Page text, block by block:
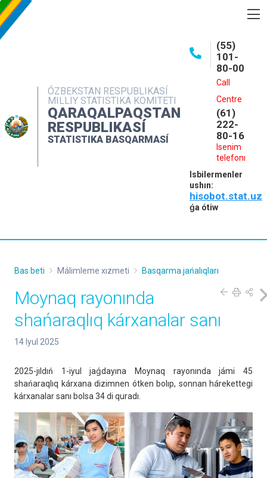
ÓZBEKSTAN RESPUBLIKASÍ
MILLIY STATISTIKA KOMITETI
QARAQALPAQSTAN
RESPUBLIKASÍ
STATISTIKA BASQARMASÍ
(55)
101-
80-00
Call
Centre
(61)
222-
80-16
Isenim
telefonı
Isbilermenler
ushın:
hisobot.stat.uz
ǵa ótiw
INTERAKTIV XIZMETLER
MÁLIMLEME XIZMETI
MÚRÁJAATLAR
Bas beti Málimleme xızmeti Basqarma jańalıqları
Moynaq rayonında
shańaraqlıq kárxanalar sanı
14 Iyul 2025
2025-jıldıń 1-iyul jaǵdayına Moynaq rayonında jámi 45
shańaraqlıq kárxana dizimnen ótken bolıp, sonnan hárekettegi
kárxanalar sanı bolsa 34 di quradı.